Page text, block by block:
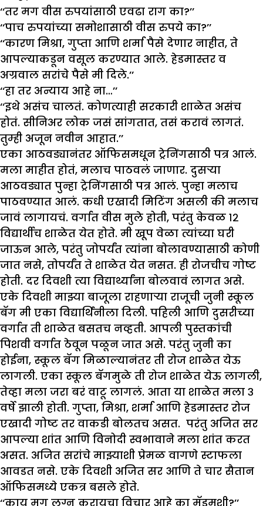
‘‘तर मग वीस रुपयांसाठी एवढा राग का?’’
‘‘पाच रुपयांच्या समोशासाठी वीस रुपये का?’’
‘‘कारण मिश्रा, गुप्ता आणि शर्मा पैसे देणार नाहीत, ते
आपल्याकडून वसूल करण्यात आले. हेडमास्तर व
अग्रवाल सरांचे पैसे मी दिले.’’
‘‘हा तर अन्याय आहे ना…’’
‘‘इथे असंच चालतं. कोणत्याही सरकारी शाळेत असंच
होतं. सीनिअर लोक जसं सांगतात, तसं करावं लागतं.
तुम्ही अजून नवीन आहात.’’
एका आठवड्यानंतर ऑफिसमधून ट्रेनिंगसाठी पत्र आलं.
मला माहीत होतं, मलाच पाठवलं जाणार. दुसऱ्या
आठवड्यात पुन्हा ट्रेनिंगसाठी पत्र आलं. पुन्हा मलाच
पाठवण्यात आलं. कधी एखादी मिटिंग असली की मलाच
जावं लागायचं. वर्गात वीस मुले होती, परंतु केवळ १२
विद्यार्थीच शाळेत येत होते. मी खूप वेळा त्यांच्या घरी
जाऊन आले, परंतु जोपर्यंत त्यांना बोलावण्यासाठी कोणी
जात नसे, तोपर्यंत ते शाळेत येत नसत. ही रोजचीच गोष्ट
होती. दर दिवशी त्या विद्यार्थ्यांना बोलवावं लागत असे.
एके दिवशी माझ्या बाजूला राहणाऱ्या राजूची जुनी स्कूल
बॅग मी एका विद्यार्थिनीला दिली. पहिली आणि दुसरीच्या
वर्गात ती शाळेत बसतच नव्हती. आपली पुस्तकांची
पिशवी वर्गात ठेवून पळून जात असे. परंतु जुनी का
होईना, स्कूल बॅग मिळाल्यानंतर ती रोज शाळेत येऊ
लागली. एका स्कूल बॅगमुळे ती रोज शाळेत येऊ लागली,
तेव्हा मला जरा बरं वाटू लागलं. आता या शाळेत मला ३
वर्षे झाली होती. गुप्ता, मिश्रा, शर्मा आणि हेडमास्तर रोज
एखादी गोष्ट तर वाकडी बोलतच असत. परंतु अजित सर
आपल्या शांत आणि विनोदी स्वभावाने मला शांत करत
असत. अजित सरांचे माझ्याशी प्रेमळ वागणे स्टाफला
आवडत नसे. एके दिवशी अजित सर आणि ते चार सैतान
ऑफिसमध्ये एकत्र बसले होते.
‘‘काय मग लग्न करायचा विचार आहे का मॅडमशी?’’